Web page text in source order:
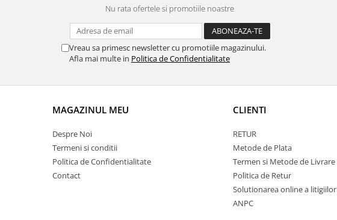
Nu rata ofertele si promotiile noastre
Vreau sa primesc newsletter cu promotiile magazinului.
Afla mai multe in Politica de Confidentialitate
MAGAZINUL MEU
Despre Noi
Termeni si conditii
Politica de Confidentialitate
Contact
CLIENTI
RETUR
Metode de Plata
Termen si Metode de Livrare
Politica de Retur
Solutionarea online a litigiilor
ANPC